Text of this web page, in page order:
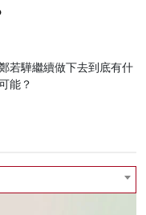
若驊繼續做下去到底有什
能？